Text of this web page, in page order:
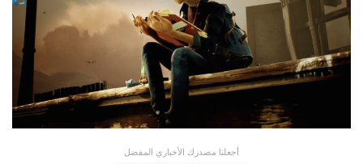
أجعلنا مصدرك الأخباري المفضل